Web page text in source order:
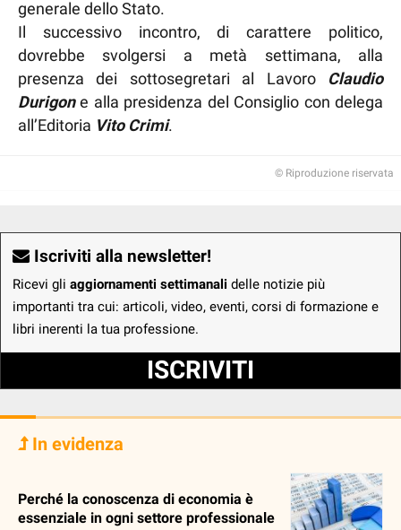
generale dello Stato.
Il successivo incontro, di carattere politico,
dovrebbe svolgersi a metà settimana, alla
presenza dei sottosegretari al Lavoro Claudio
Durigone alla presidenza del Consiglio con delega
all’Editoria Vito Crimi.
© Riproduzione riservata
Iscriviti alla newsletter!
Ricevi gli aggiornamenti settimanali delle notizie più
importanti tra cui: articoli, video, eventi, corsi di formazione e
libri inerenti la tua professione.
ISCRIVITI
In evidenza
Perché la conoscenza di economia è
essenziale in ogni settore professionale